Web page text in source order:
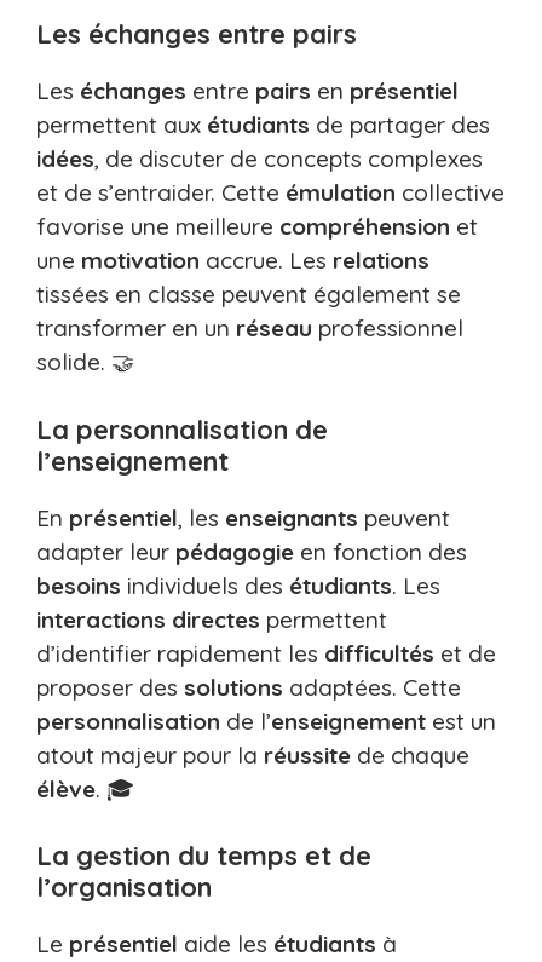
Les échanges entre pairs
Les échanges entre pairs en présentiel
permettent aux étudiants de partager des
idées, de discuter de concepts complexes
et de s’entraider. Cette émulation collective
favorise une meilleure compréhension et
une motivation accrue. Les relations
tissées en classe peuvent également se
transformer en un réseau professionnel
solide. 🤝
La personnalisation de
l’enseignement
En présentiel, les enseignants peuvent
adapter leur pédagogie en fonction des
besoins individuels des étudiants. Les
interactions directes permettent
d’identifier rapidement les difficultés et de
proposer des solutions adaptées. Cette
personnalisation de l’enseignement est un
atout majeur pour la réussite de chaque
élève. 🎓
La gestion du temps et de
l’organisation
Le présentiel aide les étudiants à